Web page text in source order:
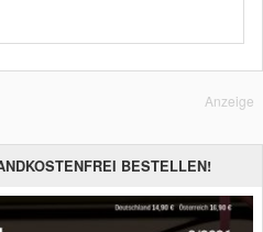
Anzeige
BESTELLEN!